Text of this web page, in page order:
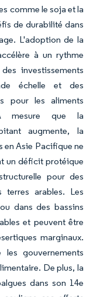
comme le soja et la
de durabilité dans
L'adoption de la
à un rythme
investissements
échelle et des
pour les aliments
mesure que la
augmente, la
Asie Pacifique ne
un déficit protéique
pour des
arables. Les
dans des bassins
et peuvent être
marginaux.
gouvernements
De plus, la
dans son 14e